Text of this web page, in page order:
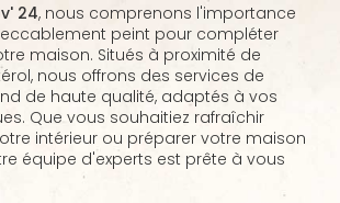
24, nous comprenons l'importance
peint pour compléter
maison. Situés à proximité de
nous offrons des services de
de haute qualité, adaptés à vos
Que vous souhaitiez rafraîchir
intérieur ou préparer votre maison
équipe d'experts est prête à vous